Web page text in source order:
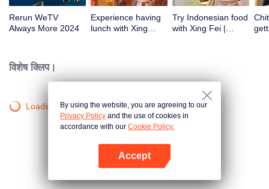
Rerun WeTV
Always More 2024
Experience having
lunch with Xing
Try Indonesian food
with Xing Fei |
विशेष क्लिप।
Loading…By using the website, you are agreeing to our
Privacy Policy and the use of cookies in
accordance with our Cookie Policy.
Accept